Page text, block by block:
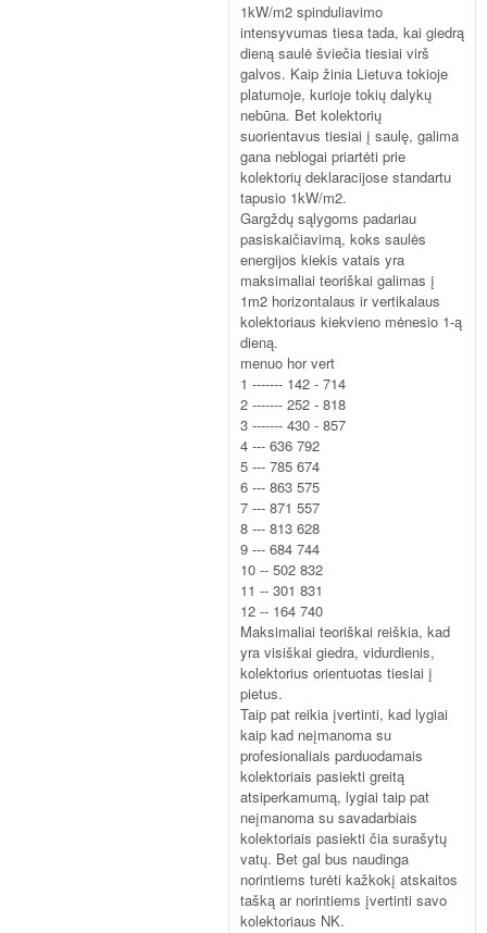
1kW/m2 spinduliavimo
intensyvumas tiesa tada, kai giedrą
dieną saulė šviečia tiesiai virš
galvos. Kaip žinia Lietuva tokioje
platumoje, kurioje tokių dalykų
nebūna. Bet kolektorių
suorientavus tiesiai į saulę, galima
gana neblogai priartėti prie
kolektorių deklaracijose standartu
tapusio 1kW/m2.
Gargždų sąlygoms padariau
pasiskaičiavimą, koks saulės
energijos kiekis vatais yra
maksimaliai teoriškai galimas į
1m2 horizontalaus ir vertikalaus
kolektoriaus kiekvieno mėnesio 1-ą
dieną.
menuo hor vert
1 ------- 142 - 714
2 ------- 252 - 818
3 ------- 430 - 857
4 --- 636 792
5 --- 785 674
6 --- 863 575
7 --- 871 557
8 --- 813 628
9 --- 684 744
10 -- 502 832
11 -- 301 831
12 -- 164 740
Maksimaliai teoriškai reiškia, kad
yra visiškai giedra, vidurdienis,
kolektorius orientuotas tiesiai į
pietus.
Taip pat reikia įvertinti, kad lygiai
kaip kad neįmanoma su
profesionaliais parduodamais
kolektoriais pasiekti greitą
atsiperkamumą, lygiai taip pat
neįmanoma su savadarbiais
kolektoriais pasiekti čia surašytų
vatų. Bet gal bus naudinga
norintiems turėti kažkokį atskaitos
tašką ar norintiems įvertinti savo
kolektoriaus NK.